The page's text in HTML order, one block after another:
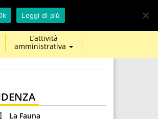
map-
marker
calendar
L’attività
amministrativa
La Fauna
Leggi di più